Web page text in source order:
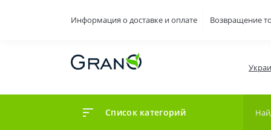
Информация о доставке и оплате Возвращение
Список категорий